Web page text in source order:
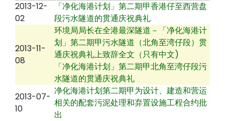
2013-12-
02
「净化海港计划」第二期甲香港仔至西营盘
段污水隧道的贯通庆祝典礼
2013-11-
08
环境局局长在全港最深隧道－「净化海港计
划」第二期甲污水隧道（北角至湾仔段）贯
通庆祝典礼上致辞全文（只有中文)
「净化海港计划」第二期甲北角至湾仔段污
水隧道的贯通庆祝典礼
2013-07-
10
净化海港计划第二期甲为设计、建造和营运
相关的配套污泥处理和弃置设施工程合约批
出